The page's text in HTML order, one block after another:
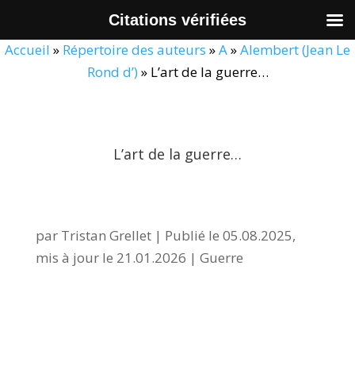
Accueil » Répertoire des auteurs »A»Alembert (Jean Le
Rond d’) » L’art de la guerre…
L’art de la guerre…
par Tristan Grellet| Publié le 05.08.2025,
mis à jour le 21.01.2026 | Guerre
Citations vérifiées